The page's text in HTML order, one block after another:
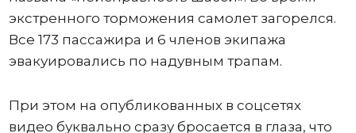
экстренного торможения самолет загорелся.
Все 173 пассажира и 6 членов экипажа
эвакуировались по надувным трапам.
При этом на опубликованных в соцсетях
видео буквально сразу бросается в глаза, что